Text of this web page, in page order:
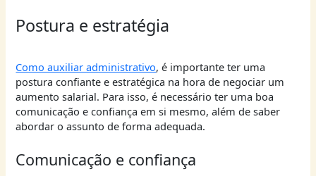
Postura e estratégia
Como auxiliar administrativo, é importante ter uma
postura confiante e estratégica na hora de negociar um
aumento salarial. Para isso, é necessário ter uma boa
comunicação e confiança em si mesmo, além de saber
abordar o assunto de forma adequada.
Comunicação e confiança